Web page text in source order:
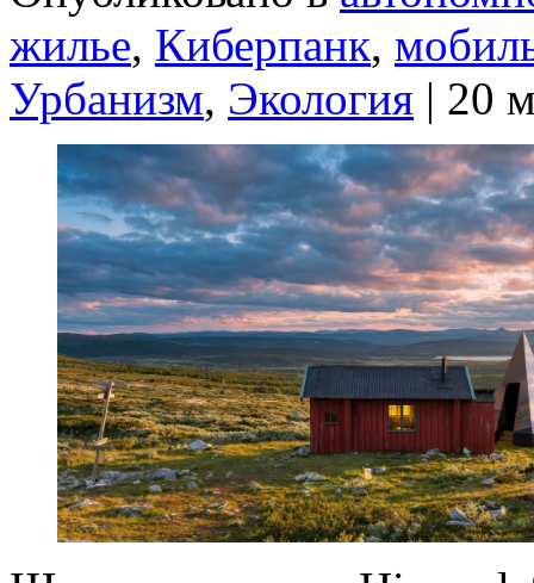
жилье, Киберпанк,
Урбанизм, Экология | 20